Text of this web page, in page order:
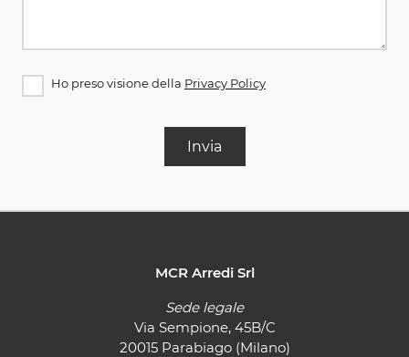
Ho preso visione della Privacy Policy
Invia
MCR Arredi Srl
Sede legale
Via Sempione, 45B/C
20015 Parabiago (Milano)